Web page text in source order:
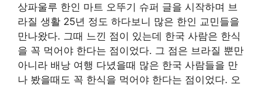
상파울루 한인 마트 오뚜기 슈퍼 글을 시작하며 브
라질 생활 25년 정도 하다보니 많은 한인 교민들을
만나왔다. 그때 느낀 점이 있는데 한국 사람은 한식
을 꼭 먹어야 한다는 점이었다. 그 점은 브라질 뿐만
아니라 배낭 여행 다녔을때 많은 한국 사람들을 만
나 봤을때도 꼭 한식을 먹어야 한다는 점이었다. 오